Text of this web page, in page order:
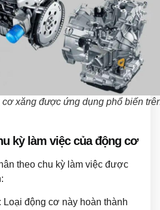
xăng được ứng dụng phổ biến
kỳ làm việc của động cơ
theo chu kỳ làm việc được
Loại động cơ này hoàn thành